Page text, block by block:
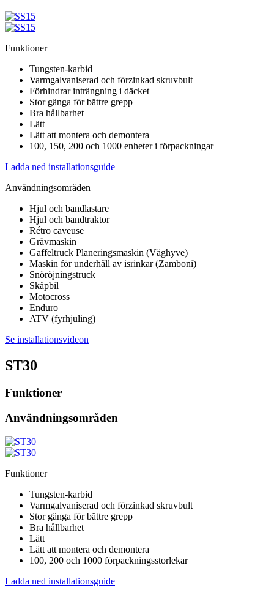
Funktioner
Tungsten-karbid
Varmgalvaniserad och förzinkad skruvbult
Förhindrar inträngning i däcket
Stor gänga för bättre grepp
Bra hållbarhet
Lätt
Lätt att montera och demontera
100, 150, 200 och 1000 enheter i förpackningar
Ladda ned installationsguide
Användningsområden
Hjul och bandlastare
Hjul och bandtraktor
Rétro caveuse
Grävmaskin
Gaffeltruck Planeringsmaskin (Väghyve)
Maskin för underhåll av isrinkar (Zamboni)
Snöröjningstruck
Skåpbil
Motocross
Enduro
ATV (fyrhjuling)
Se installationsvideon
ST30
Funktioner
Användningsområden
Funktioner
Tungsten-karbid
Varmgalvaniserad och förzinkad skruvbult
Stor gänga för bättre grepp
Bra hållbarhet
Lätt
Lätt att montera och demontera
100, 200 och 1000 förpackningsstorlekar
Ladda ned installationsguide